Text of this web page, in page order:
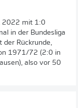
2022 mit 1:0
in der Bundesliga
der Rückrunde,
1971/72 (2:0 in
also vor 50